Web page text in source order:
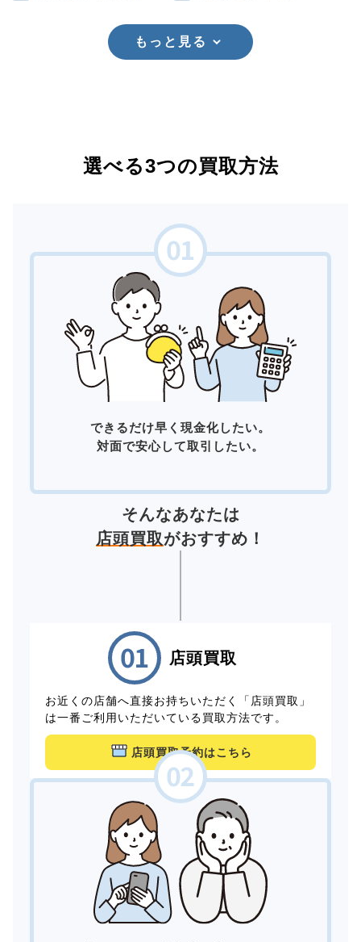
もっと見る
選べる3つの買取方法
できるだけ早く現金化したい。
対面で安心して取引したい。
そんなあなたは
店頭買取がおすすめ！
店頭買取
お近くの店舗へ直接お持ちいただく「店頭買取」
は一番ご利用いただいている買取方法です。
店頭買取予約はこちら